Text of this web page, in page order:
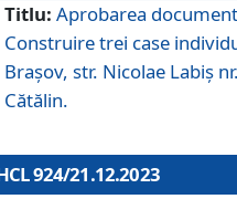
Titlu: Aprobarea
Construire trei case
Brașov, str. Nicolae Labiș
Cătălin.
924/21.12.2023